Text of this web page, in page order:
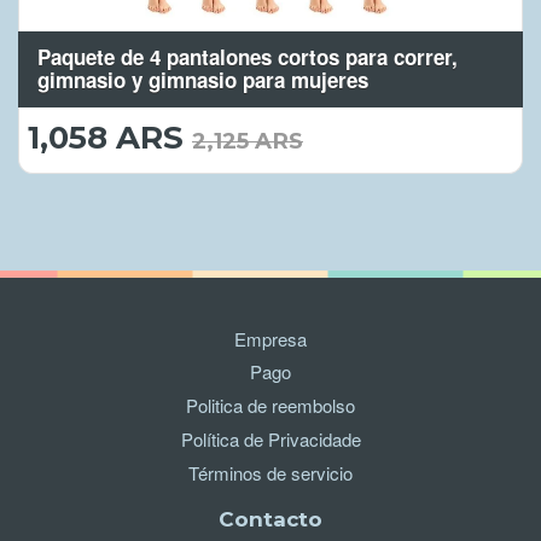
Paquete de 4 pantalones cortos para correr,
gimnasio y gimnasio para mujeres
1,058 ARS 1,058.00
ARS
2,125 ARS
Empresa
Pago
Politica de reembolso
Política de Privacidade
Términos de servicio
Contacto